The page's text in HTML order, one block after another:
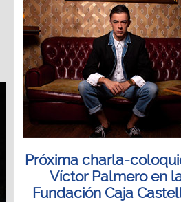
Próxima charla-
Víctor Palmero en
Fundación Caja